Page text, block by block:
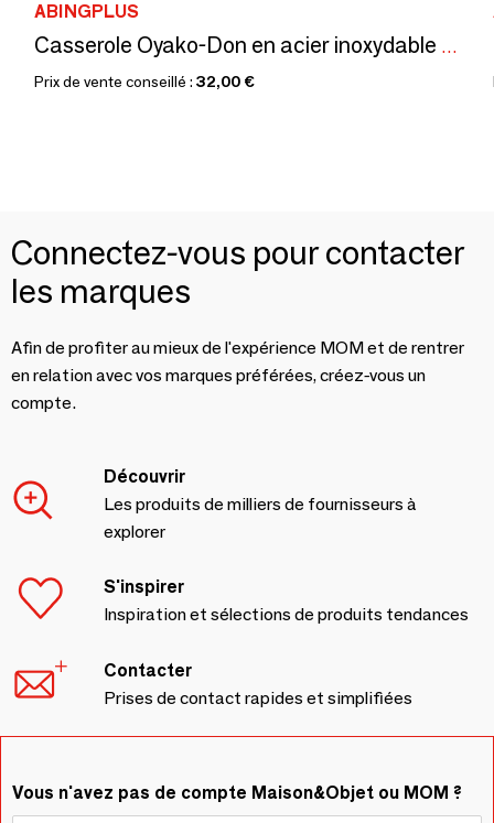
ABINGPLUS
Casserole Oyako-Don en acier inoxydable / YOSHIKAWA
Prix de vente conseillé : 32,00 €
Connectez-vous pour contacter
les marques
Afin de profiter au mieux de l'expérience MOM et de rentrer
en relation avec vos marques préférées, créez-vous un
compte.
Découvrir
Les produits de milliers de fournisseurs à
explorer
S'inspirer
Inspiration et sélections de produits tendances
Contacter
Prises de contact rapides et simplifiées
Vous n'avez pas de compte Maison&Objet ou MOM ?